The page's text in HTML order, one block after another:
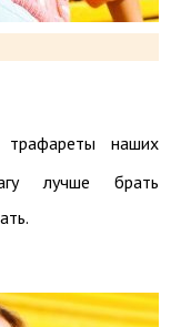
наших
лучше брать